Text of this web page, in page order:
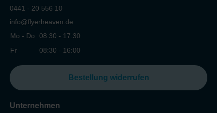
0441 - 20 556 10
info@flyerheaven.de
Mo - Do
08:30 - 17:30
Fr
08:30 - 16:00
Bestellung widerrufen
Unternehmen